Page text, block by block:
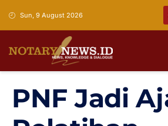
Sun, 9 August 2026
PNF Jadi